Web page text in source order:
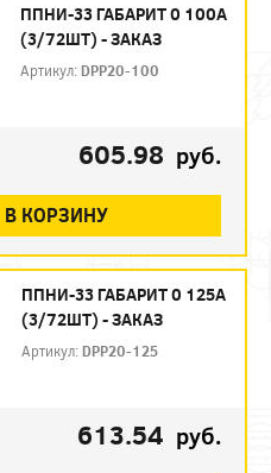
ППНИ-33 ГАБАРИТ 0 100А
(3/72ШТ) - ЗАКАЗ
Артикул:DPP20-100
605.98 руб.
В КОРЗИНУ
ППНИ-33 ГАБАРИТ 0 125А
(3/72ШТ) - ЗАКАЗ
Артикул:DPP20-125
613.54 руб.